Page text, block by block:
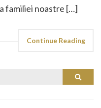
familiei noastre […]
Continue Reading
Search